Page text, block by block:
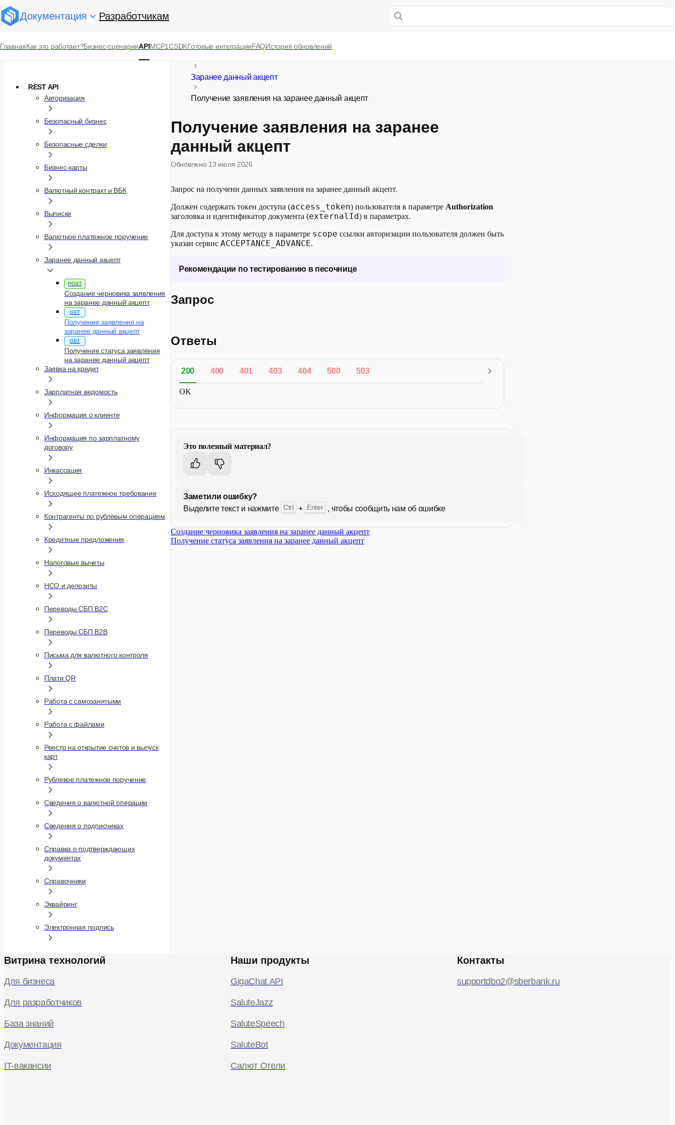
Документация Разработчикам
ГлавнаяКак это работает?Бизнес-сценарииAPIMCP1СSDKГотовые интеграцииFAQИстория обновлений
REST API
Авторизация
Безопасный бизнес
Безопасные сделки
Бизнес-карты
Валютный контракт и ВБК
Выписки
Валютное платежное поручение
Заранее данный акцепт
POST
Создание черновика заявления
на заранее данный акцепт
GET
Получение заявления на
заранее данный акцепт
GET
Получение статуса заявления
на заранее данный акцепт
Заявка на кредит
Зарплатная ведомость
Информация о клиенте
Информация по зарплатному
договору
Инкассация
Исходящее платежное требование
Контрагенты по рублёвым операциям
Кредитные предложения
Налоговые вычеты
НСО и депозиты
Переводы СБП B2C
Переводы СБП B2B
Письма для валютного контроля
Плати QR
Работа с самозанятыми
Работа с файлами
Реестр на открытие счетов и выпуск
карт
Рублевое платежное поручение
Сведения о валютной операции
Сведения о подписчиках
Справка о подтверждающих
документах
Справочники
Эквайринг
Электронная подпись
Заранее данный акцепт
Получение заявления на заранее данный акцепт
Получение заявления на заранее
данный акцепт
Обновлено 13 июля 2026
Запрос на получени данных заявления на заранее данный акцепт.
Должен содержать токен доступа (access_token) пользователя в параметре Authorization
заголовка и идентификатор документа (externalId) в параметрах.
Для доступа к этому методу в параметре scope ссылки авторизации пользователя должен быть
указан сервис ACCEPTANCE_ADVANCE.
Рекомендации по тестированию в песочнице
При отправке запроса на получение информации о клиенте в песочнице успешный
Запрос
Ответы
200 400 401 403 404 500 503
OK
Это полезный материал?
Заметили ошибку?
Выделите текст и нажмите Ctrl + Enter , чтобы сообщить нам об ошибке
Создание черновика заявления на заранее данный акцепт
Получение статуса заявления на заранее данный акцепт
Витрина технологий
Для бизнеса
Для разработчиков
База знаний
Документация
IT-вакансии
Наши продукты
GigaChat API
SaluteJazz
SaluteSpeech
SaluteBot
Салют Отели
Контакты
supportdbo2@sberbank.ru